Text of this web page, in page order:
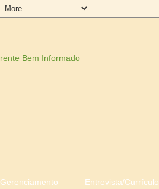
Gerenciamento Entrevista/Currículo